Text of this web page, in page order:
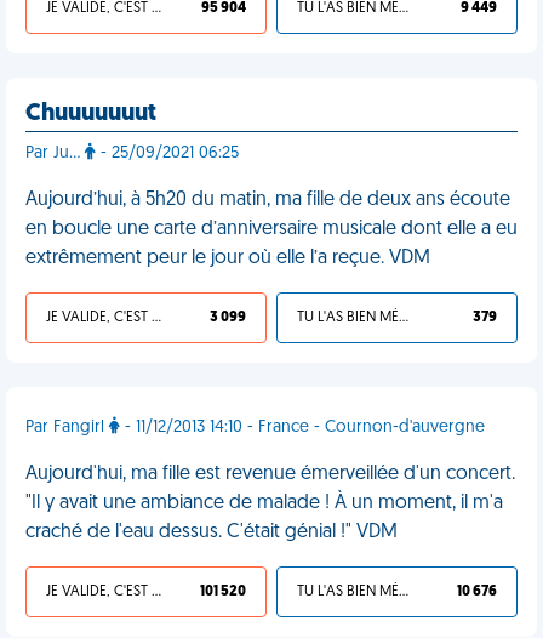
JE VALIDE, C'EST UNE VDM 95 904 TU L'AS BIEN MÉRITÉ 9 449
Chuuuuuuut
Par Ju… - 25/09/2021 06:25
Aujourd’hui, à 5h20 du matin, ma fille de deux ans écoute
en boucle une carte d’anniversaire musicale dont elle a eu
extrêmement peur le jour où elle l’a reçue. VDM
JE VALIDE, C'EST UNE VDM 3 099 TU L'AS BIEN MÉRITÉ 379
Par Fangirl - 11/12/2013 14:10 - France - Cournon-d'auvergne
Aujourd'hui, ma fille est revenue émerveillée d'un concert.
"Il y avait une ambiance de malade ! À un moment, il m'a
craché de l'eau dessus. C'était génial !" VDM
JE VALIDE, C'EST UNE VDM 101 520 TU L'AS BIEN MÉRITÉ 10 676